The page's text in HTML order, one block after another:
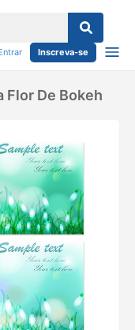
Inscreva-se
Flor De Bokeh